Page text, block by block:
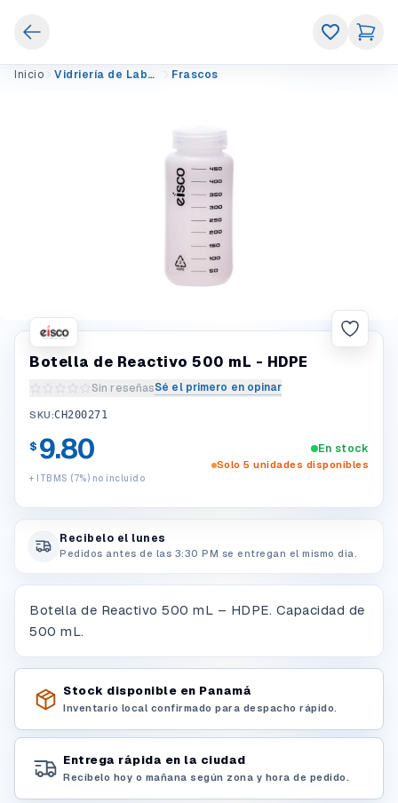
Inicio Vidriería de Laboratorio Frascos
Botella de Reactivo 500 mL - HDPE
Sin reseñasSé el primero en opinar
Escribir una reseña del producto
SKU:CH200271
$ 9.80
+ ITBMS (7%) no incluido
En stock
Solo 5 unidades disponibles
Recibelo el lunes
Pedidos antes de las 3:30 PM se entregan el mismo dia.
Botella de Reactivo 500 mL – HDPE. Capacidad de
500 mL.
Stock disponible en Panamá
Inventario local confirmado para despacho rápido.
Entrega rápida en la ciudad
Recíbelo hoy o mañana según zona y hora de pedido.